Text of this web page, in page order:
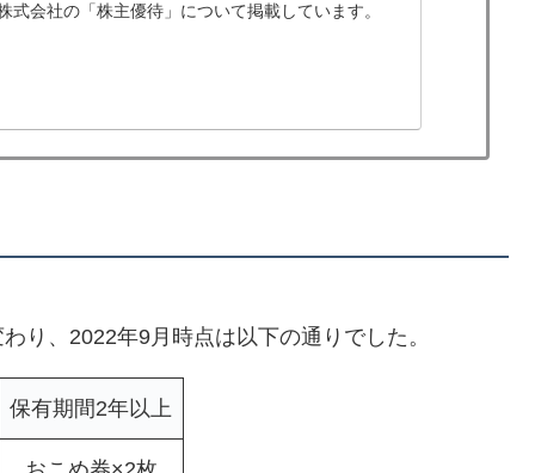
式会社の「株主優待」について掲載しています。
り、2022年9月時点は以下の通りでした。
保有期間2年以上